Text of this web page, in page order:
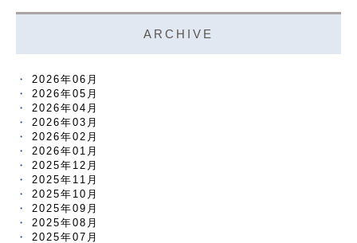
ARCHIVE
2026年06月
2026年05月
2026年04月
2026年03月
2026年02月
2026年01月
2025年12月
2025年11月
2025年10月
2025年09月
2025年08月
2025年07月